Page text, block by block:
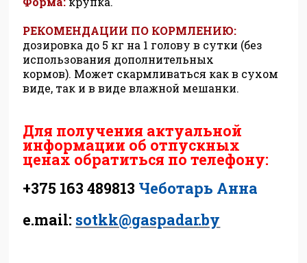
РЕКОМЕНДАЦИИ ПО КОРМЛЕНИЮ:
дозировка до 5 кг на 1 голову в сутки (без
использования дополнительных
кормов). Может скармливаться как в сухом
виде, так и в виде влажной мешанки.
Для получения актуальной
информации об отпускных
ценах обратиться по телефону:
+375 163 489813 Чеботарь Анна
e.mail: sotkk@gaspadar.by